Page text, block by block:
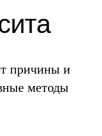
причины и
методы